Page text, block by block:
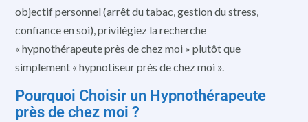
objectif personnel (arrêt du tabac, gestion du stress,
confiance en soi), privilégiez la recherche
« hypnothérapeute près de chez moi » plutôt que
simplement « hypnotiseur près de chez moi ».
Pourquoi Choisir un Hypnothérapeute
près de chez moi ?